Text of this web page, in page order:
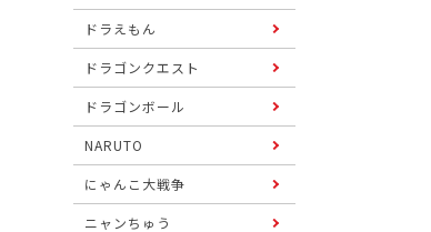
ドラえもん
ドラゴンクエスト
ドラゴンボール
NARUTO
にゃんこ大戦争
ニャンちゅう